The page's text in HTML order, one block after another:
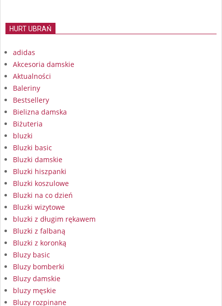
HURT UBRAŃ
adidas
Akcesoria damskie
Aktualności
Baleriny
Bestsellery
Bielizna damska
Biżuteria
bluzki
Bluzki basic
Bluzki damskie
Bluzki hiszpanki
Bluzki koszulowe
Bluzki na co dzień
Bluzki wizytowe
bluzki z długim rękawem
Bluzki z falbaną
Bluzki z koronką
Bluzy basic
Bluzy bomberki
Bluzy damskie
bluzy męskie
Bluzy rozpinane